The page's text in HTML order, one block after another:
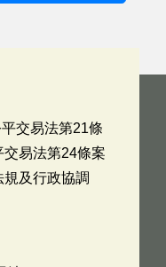
交易法第21條
易法第24條案
及行政協調